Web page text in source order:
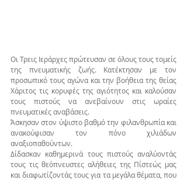
Οι Τρεις Ιεράρχες πρώτευσαν σε όλους τους τομείς
της πνευματικής ζωής. Κατέκτησαν με τον
προσωπικό τους αγώνα και την βοήθεια της θείας
Χάριτος τις κορυφές της αγιότητος και καλούσαν
τους πιστούς να ανεβαίνουν στις ωραίες
πνευματικές αναβάσεις.
Άσκησαν στον ύψιστο βαθμό την φιλανθρωπία και
ανακούφισαν τον πόνο χιλιάδων
αναξιοπαθούντων.
Δίδασκαν καθημερινά τους πιστούς αναλύοντάς
τους τις θεόπνευστες αλήθειες της Πίστεώς μας
και διαφωτίζοντάς τους για τα μεγάλα θέματα, που